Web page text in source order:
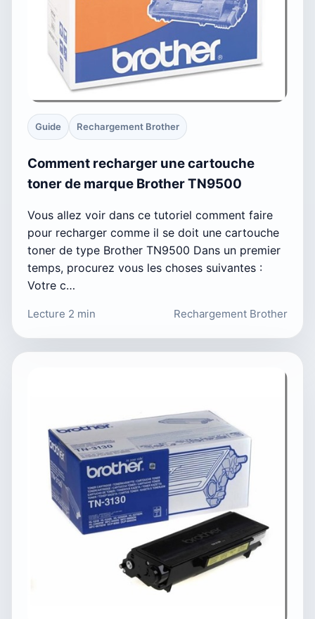
Guide Rechargement Brother
Comment recharger une cartouche
toner de marque Brother TN9500
Vous allez voir dans ce tutoriel comment faire
pour recharger comme il se doit une cartouche
toner de type Brother TN9500 Dans un premier
temps, procurez vous les choses suivantes :
Votre c…
Lecture 2 min Rechargement Brother